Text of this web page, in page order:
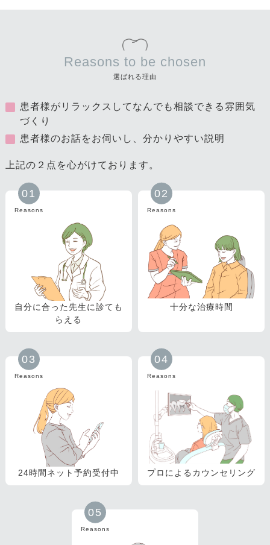
Reasons to be chosen
選ばれる理由
患者様がリラックスしてなんでも相談できる雰囲気
づくり
患者様のお話をお伺いし、分かりやすい説明
上記の２点を心がけております。
01
Reasons
自分に合った先生に診ても
らえる
02
Reasons
十分な治療時間
03
Reasons
24時間ネット予約受付中
04
Reasons
プロによるカウンセリング
05
Reasons